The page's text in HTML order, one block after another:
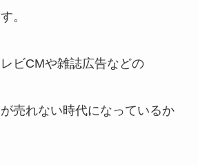
。
ビCMや雑誌広告などの
売れない時代になっているか